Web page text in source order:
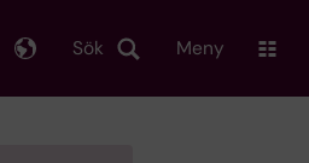
Sök Meny